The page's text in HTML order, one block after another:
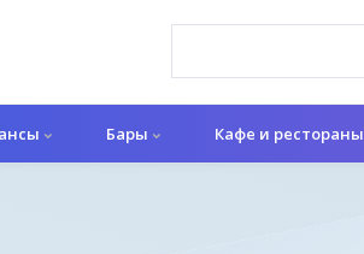
Бары Кафе и рестораны